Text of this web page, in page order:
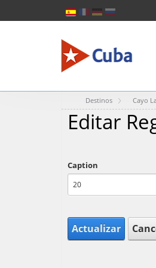
Destinos Cayo
Editar
Caption
Actualizar